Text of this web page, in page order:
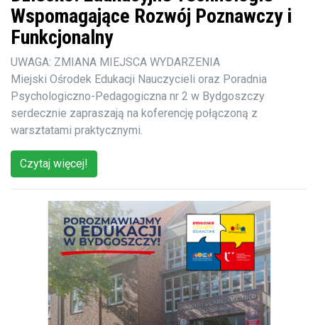
Wspomagające Rozwój Poznawczy i
Funkcjonalny
UWAGA: ZMIANA MIEJSCA WYDARZENIA
Miejski Ośrodek Edukacji Nauczycieli oraz Poradnia
Psychologiczno-Pedagogiczna nr 2 w Bydgoszczy
serdecznie zapraszają na koferencję połączoną z
warsztatami praktycznymi.
Czytaj więcej!